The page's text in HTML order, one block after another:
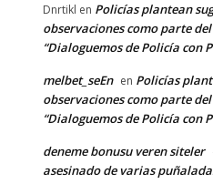
Dnrtikl en Policías plantean
observaciones como parte
“Dialoguemos de Policía con
melbet_seEn en Policías
observaciones como parte
“Dialoguemos de Policía con
deneme bonusu veren siteler
asesinado de varias